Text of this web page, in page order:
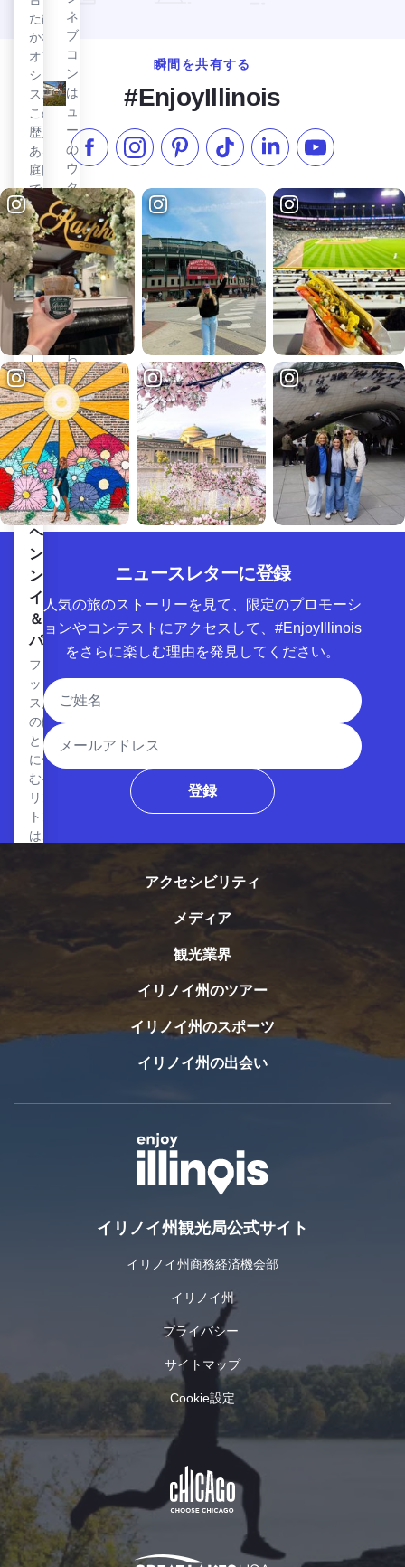
ネー
ブ・
コモ
ンズ
はジ
ュネ
ーブ
のダ
ウン
タウ
ンで
のシ
ョッ
ピン
グを
補完
する
素晴
らし
い場
所
だ。
続い
てい
る。
ジュ
ネー
ブ第
76
回ス
ウェ
ーデ
ン・
デイ
ズ
ジュ
ネー
ブ・
スウ
ェー
ディ
ッシ
ュ・
デイ
ズ
は、
この
地域
に定
住し
たス
ウェ
ーデ
ン移
民の
遺産
を祝
う。
第76回ジュネーブ・スウェーデン・デイズを見る
ジュ
ネー
ブ・
アー
トフ
ェア
アは
から
スト
が集
まり
ま
す。
ジュネーブ・アートフェアを見る
た静
かな
オア
シ
ス。
この
歴史
ある
庭園
で
は、
日本
庭園
のユ
ニー
クさ
を体
験
し、
日本
庭園
を楽
しむ
こと
がで
きま
す。
ヘリ
ント
ン・
イン
＆ス
パ
フォ
ック
ス川
のほ
とり
に佇
むヘ
リン
トン
は、
ン
ヘリントン・イン＆スパを表示
イン
＆ス
イー
ト・
コンフォート・イン＆スイート・オブ・ジュネーブを表示
瞬間を共有する
#EnjoyIllinois
フェイスブックでいいね
インスタグラムをフォローする
ピンタレストTikTokでフォローする
LinkedInでフォロー
YouTubeで
ニュースレターに登録
人気の旅のストーリーを見て、限定のプロモーシ
ョンやコンテストにアクセスして、#EnjoyIllinois
をさらに楽しむ理由を発見してください。
氏名
メールアドレス
登録
アクセシビリティ
メディア
観光業界
イリノイ州のツアー
イリノイ州のスポーツ
イリノイ州の出会い
イリノイ州観光局公式サイト
イリノイ州商務経済機会部
イリノイ州
プライバシー
サイトマップ
Cookie設定